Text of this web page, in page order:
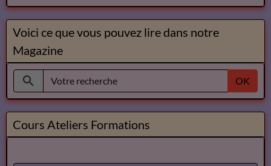
Voici ce que vous pouvez lire dans notre
Magazine
OK
Cours Ateliers Formations